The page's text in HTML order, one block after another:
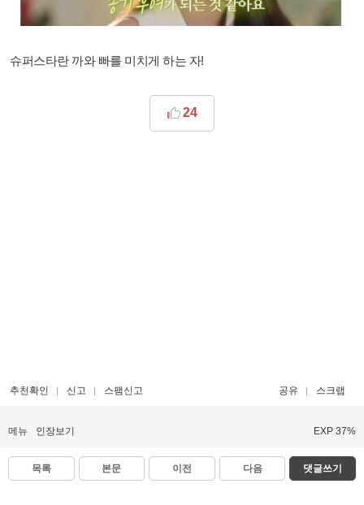
슈퍼스타란 까와 빠를 미치게 하는 자!
24
추천확인 신고 스팸신고 공유 스크랩
메뉴 인장보기 EXP 37%
목록 본문 이전 다음 댓글쓰기